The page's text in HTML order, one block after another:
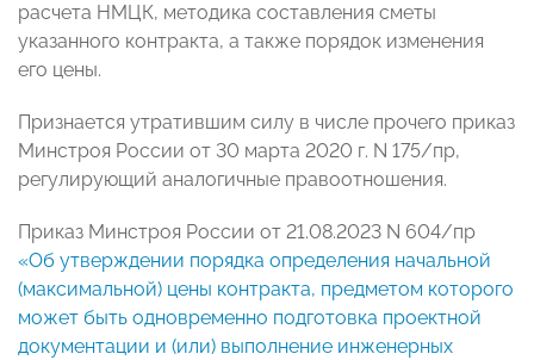
расчета НМЦК, методика составления сметы
указанного контракта, а также порядок изменения
его цены.
Признается утратившим силу в числе прочего приказ
Минстроя России от 30 марта 2020 г. N 175/пр,
регулирующий аналогичные правоотношения.
Приказ Минстроя России от 21.08.2023 N 604/пр
«Об утверждении порядка определения начальной
(максимальной) цены контракта, предметом которого
может быть одновременно подготовка проектной
документации и (или) выполнение инженерных